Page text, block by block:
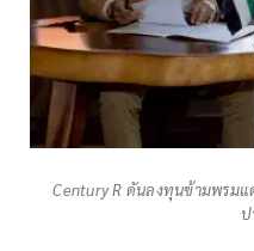
Century R ดันลงทุนข้ามพรม
ป